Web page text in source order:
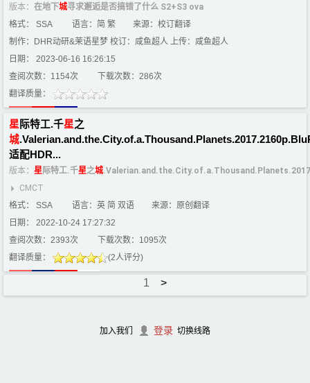
加入我们 登录 切换线路
版本： 在地下城寻求邂逅是否搞错了什么 S2+S3 ova
格式： SSA
语言：简 繁
来源：校订翻译
制作：DHR动研&茉语星梦 校订：咸鱼超人 上传：咸鱼超人
日期： 2023-06-16 16:26:15
查阅次数：1154次
下载次数：286次
翻译质量：
星际特工.千星之
城
适配HDR...
版本： 星际特工.千星之城
CMCT
格式： SSA
语言：英 简 双语
来源：原创翻译
日期： 2022-10-24 17:27:32
查阅次数：2393次
下载次数：1095次
翻译质量：
(2人评分)
1 >